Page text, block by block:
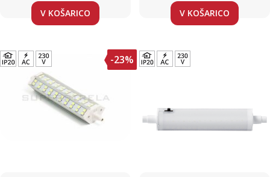
V KOŠARICO V KOŠARICO
-23%